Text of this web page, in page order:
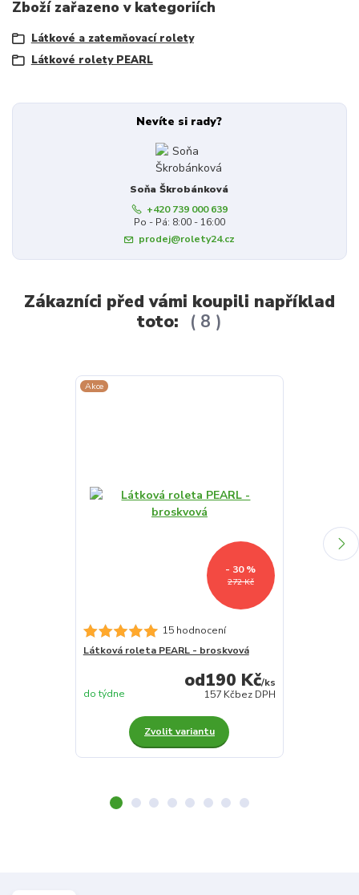
Zboží zařazeno v kategoriích
Látkové a zatemňovací rolety
Látkové rolety PEARL
Nevíte si rady?
Soňa Škrobánková
+420 739 000 639
Po - Pá: 8:00 - 16:00
prodej@rolety24.cz
Zákazníci před vámi koupili například
toto:
8
Akce
272 Kč
- 30 %
15 hodnocení
Látková roleta PEARL - broskvová
190 Kč/ks
157 Kčbez DPH
do týdne
Zvolit variantu